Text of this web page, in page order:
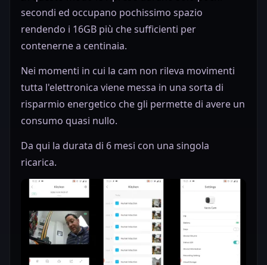
secondi ed occupano pochissimo spazio
rendendo i 16GB più che sufficienti per
contenerne a centinaia.
Nei momenti in cui la cam non rileva movimenti
tutta l'elettronica viene messa in una sorta di
risparmio energetico che gli permette di avere un
consumo quasi nullo.
Da qui la durata di 6 mesi con una singola
ricarica.